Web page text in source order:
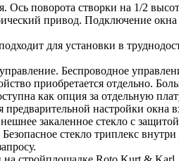
Ось поворота створки на 1/2
привод. Подключение
для установки в
Беспроводное
приобретается отдельно.
как опция за отдельную
настройки окна
закаленное стекло с
стекло триплекс